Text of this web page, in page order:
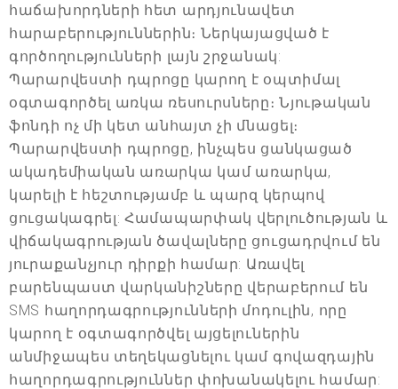
հաճախորդների հետ արդյունավետ
հարաբերություններին։ Ներկայացված է
գործողությունների լայն շրջանակ:
Պարարվեստի դպրոցը կարող է օպտիմալ
օգտագործել առկա ռեսուրսները։ Նյութական
ֆոնդի ոչ մի կետ անհայտ չի մնացել։
Պարարվեստի դպրոցը, ինչպես ցանկացած
ակադեմիական առարկա կամ առարկա,
կարելի է հեշտությամբ և պարզ կերպով
ցուցակագրել: Համապարփակ վերլուծության և
վիճակագրության ծավալները ցուցադրվում են
յուրաքանչյուր դիրքի համար: Առավել
բարենպաստ վարկանիշները վերաբերում են
SMS հաղորդագրությունների մոդուլին, որը
կարող է օգտագործվել այցելուներին
անմիջապես տեղեկացնելու կամ գովազդային
հաղորդագրություններ փոխանակելու համար: